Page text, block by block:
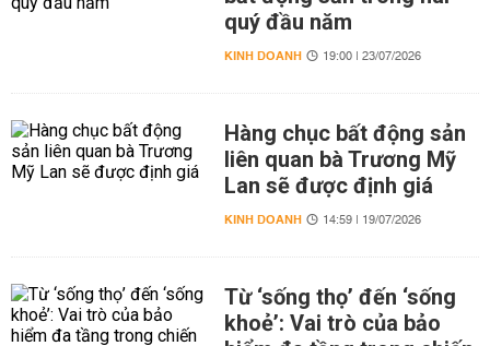
quý đầu năm
KINH DOANH 19:00 | 23/07/2026
Hàng chục bất động sản
liên quan bà Trương Mỹ
Lan sẽ được định giá
KINH DOANH 14:59 | 19/07/2026
Từ ‘sống thọ’ đến ‘sống
khoẻ’: Vai trò của bảo